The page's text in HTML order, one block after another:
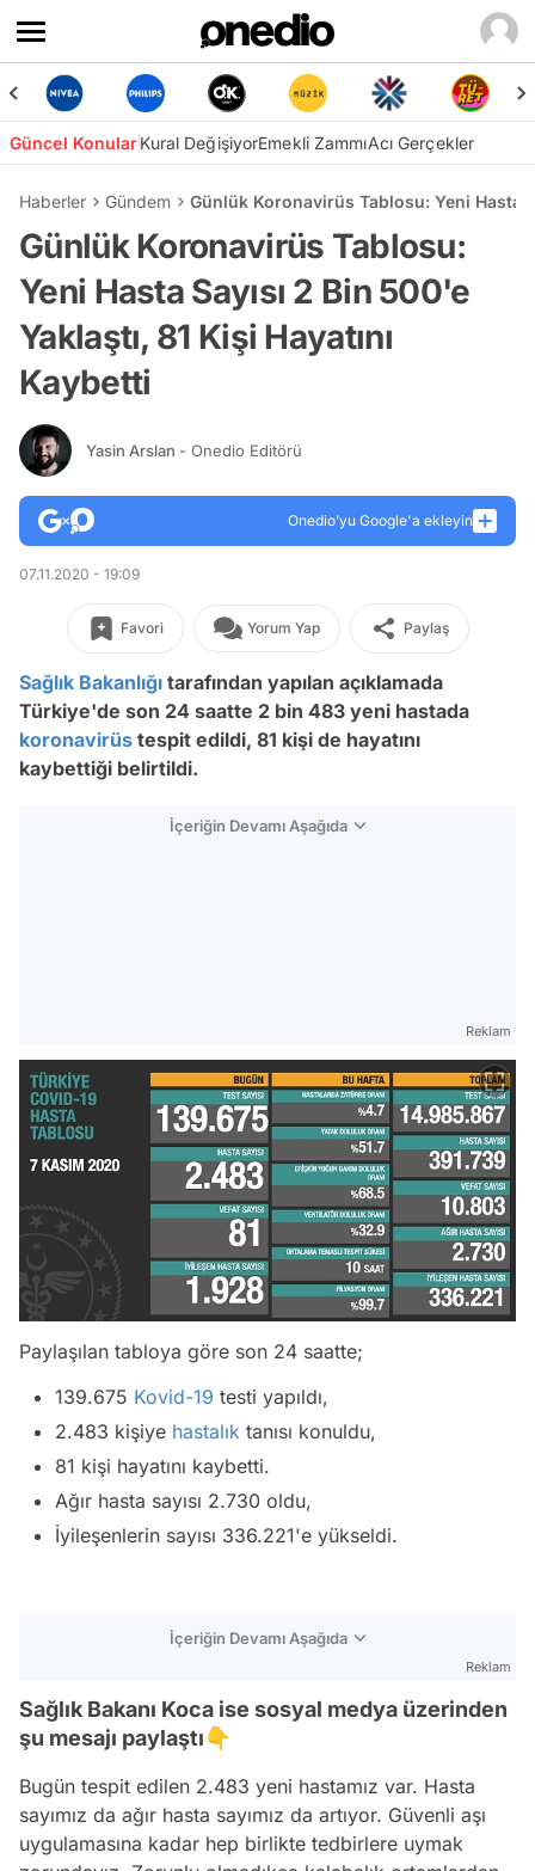
Güncel KonularKural DeğişiyorEmekli ZammıAcı Gerçekler
Haberler Gündem Günlük Koronavirüs Tablosu: Yeni Hasta
Günlük Koronavirüs Tablosu:
Yeni Hasta Sayısı 2 Bin 500'e
Yaklaştı, 81 Kişi Hayatını
Kaybetti
Yasin Arslan - Onedio Editörü
Onedio’yu Google'a ekleyin
07.11.2020 - 19:09
Favori Yorum Yap Paylaş
Sağlık Bakanlığı tarafından yapılan açıklamada
Türkiye'de son 24 saatte 2 bin 483 yeni hastada
koronavirüs tespit edildi, 81 kişi de hayatını
kaybettiği belirtildi.
İçeriğin Devamı Aşağıda
Reklam
Paylaşılan tabloya göre son 24 saatte;
139.675 Kovid-19 testi yapıldı,
2.483 kişiye hastalık tanısı konuldu,
81 kişi hayatını kaybetti.
Ağır hasta sayısı 2.730 oldu,
İyileşenlerin sayısı 336.221'e yükseldi.
İçeriğin Devamı Aşağıda
Reklam
Sağlık Bakanı Koca ise sosyal medya üzerinden
şu mesajı paylaştı👇
Bugün tespit edilen 2.483 yeni hastamız var. Hasta
sayımız da ağır hasta sayımız da artıyor. Güvenli aşı
uygulamasına kadar hep birlikte tedbirlere uymak